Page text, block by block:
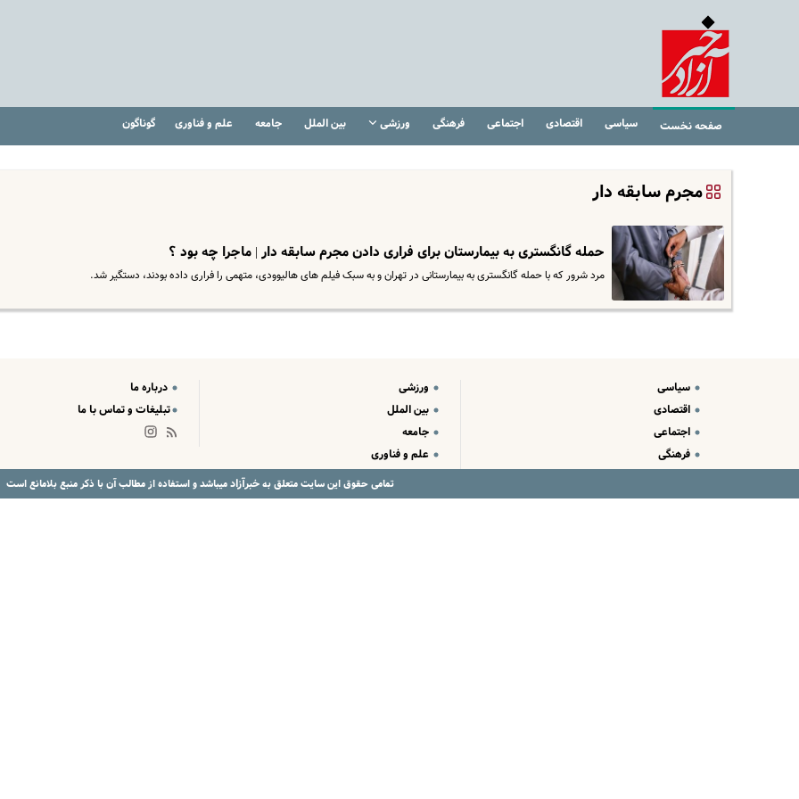
صفحه نخست سیاسی اقتصادی اجتماعی فرهنگی ورزشی بین الملل جامعه علم و فناوری گوناگون
مجرم سابقه دار
حمله گانگستری به بیمارستان برای فراری دادن مجرم سابقه دار | ماجرا چه بود ؟
مرد شرور که با حمله گانگستری به بیمارستانی در تهران و به سبک فیلم های هالیوودی، متهمی را فراری داده بودند، دستگیر شد.
سیاسی
اقتصادی
اجتماعی
فرهنگی
ورزشی
بین الملل
جامعه
علم و فناوری
درباره ما
تبلیغات و تماس با ما
تمامی حقوق این سایت متعلق بهخبرآزادمیباشد و استفاده از مطالب آن با ذکر منبع بلامانع است